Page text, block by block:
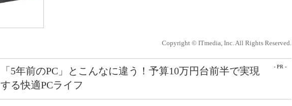
Copyright © ITmedia, Inc. All Rights Reserved.
- PR -
「5年前のPC」とこんなに違う！予算10万円台前半で実現
する快適PCライフ